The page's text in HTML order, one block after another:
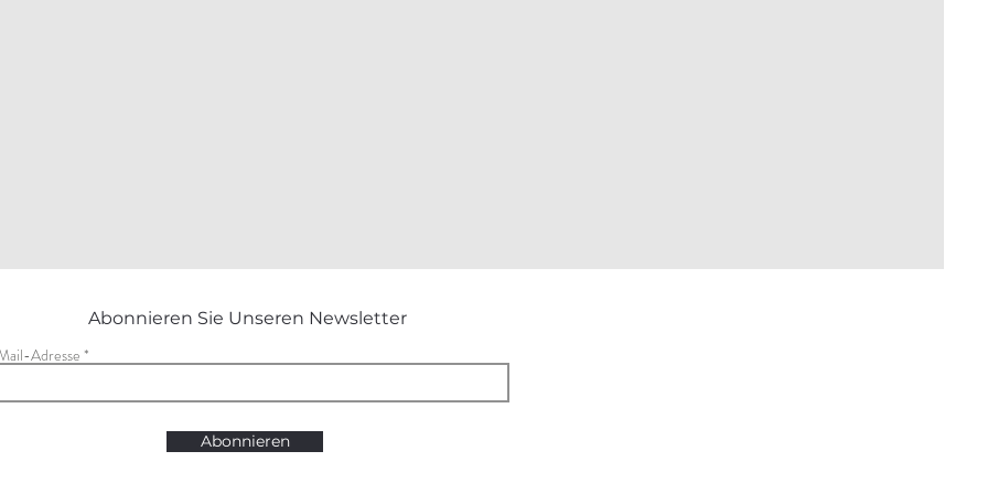
Abonnieren Sie Unseren Newsletter
Adresse
Abonnieren